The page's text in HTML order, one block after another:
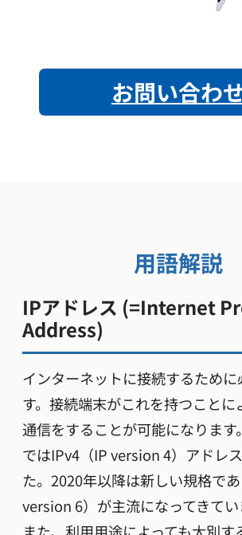
お問い合わ
用語解説
IPアドレス (=Internet
Address)
インターネットに接続するため
す。接続端末がこれを持つことに
通信をすることが可能になります
ではIPv4（IP version 4）アドレ
た。2020年以降は新しい規格で
version 6）が主流になってきてい